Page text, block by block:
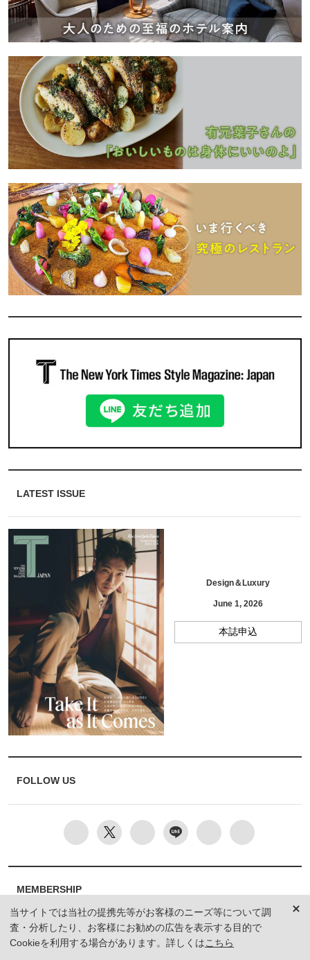
LATEST ISSUE
Design＆Luxury
June 1, 2026
本誌申込
FOLLOW US
MEMBERSHIP
編集部から届くメールマガジン、会員限定プレゼントや特別イベン
トへの応募など特典が満載
当サイトでは当社の提携先等がお客様のニーズ等について調
査・分析したり、お客様にお勧めの広告を表示する目的で
Cookieを利用する場合があります。詳しくはこちら